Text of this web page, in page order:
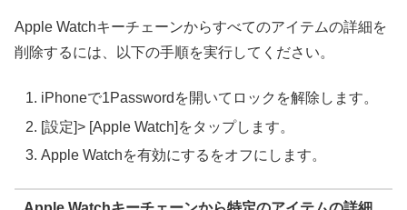
Apple Watchキーチェーンからすべてのアイテムの詳細を
削除するには、以下の手順を実行してください。
iPhoneで1Passwordを開いてロックを解除します。
[設定]> [Apple Watch]をタップします。
Apple Watchを有効にするをオフにします。